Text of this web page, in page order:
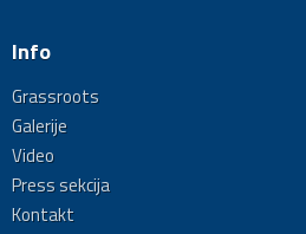
Info
Grassroots
Galerije
Video
Press sekcija
Kontakt